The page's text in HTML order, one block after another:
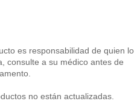
es responsabilidad de quien lo
consulte a su médico antes de
no están actualizadas.